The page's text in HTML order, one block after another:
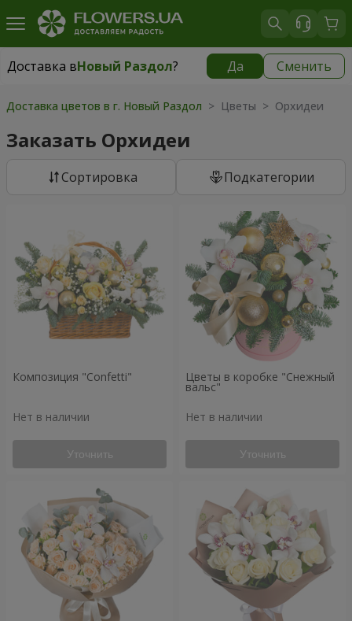
Доставка вНовый Раздол? Да Сменить
Доставка вНовый Раздол|
Доставка цветов в г. Новый Раздол > Цветы > Орхидеи
Заказать Орхидеи
Cортировка Подкатегории
Композиция "Confetti"
Нет в наличии
Уточнить
Цветы в коробке "Снежный
вальс"
Нет в наличии
Уточнить